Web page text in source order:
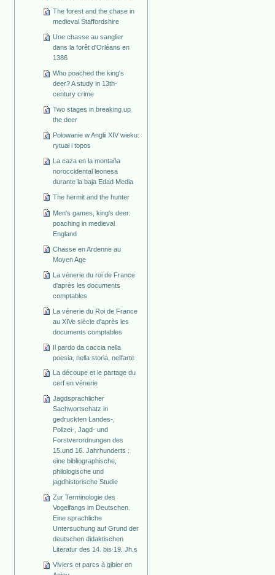
The forest and the chase in
medieval Staffordshire
Une chasse au sanglier
dans la forêt d'Orléans en
1386
Who poached the king's
deer? A study in 13th-
century crime
Two stages in breaking up
the deer
Polowanie w Anglii XIV wieku:
rytuał i topos
La caza en la montaña
noroccidental leonesa
durante la baja Edad Media
The hermit and the hunter
Men's games, king's deer:
poaching in medieval
England
Chasse en Ardenne au
Moyen Age
La vénerie du roi de France
d'après les documents
comptables
La vénerie du Roi de France
au XIVe siècle d'après les
documents comptables
Il pardo da caccia nella
poesia, nella storia, nell'arte
La découpe et le partage du
cerf en vénerie
Jagdsprachlicher
Sachwortschatz in
gedruckten Landes-,
Polizei-, Jagd- und
Forstverordnungen des
15.und 16. Jahrhunderts :
eine bibliographische,
philologische und
jagdhistorische Studie
Zur Terminologie des
Vogelfangs im Deutschen.
Eine sprachliche
Untersuchung auf Grund der
deutschen didaktischen
Literatur des 14. bis 19. Jh.s
Viviers et parcs à gibier en